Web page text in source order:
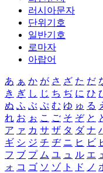
러시아문자
단위기호
일반기호
로마자
아랍어
あ ぁ か が さ ざ た だ
き ぎ し じ ち ぢ に ひ
ぬ ふ ぶ ぷ む ゆ ゅ る
れ お ぉ こ ご そ ぞ と
ア ァ カ サ ザ タ ダ ナ
ギ シ ジ チ ヂ ニ ヒ ビ
フ ブ プ ム ユ ュ ル エ
ォ コ ゴ ソ ゾ ト ド ノ